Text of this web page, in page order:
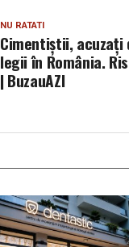
NU RATATI
Cimentiştii, acuzaţi
legii în România.
| BuzauAZI